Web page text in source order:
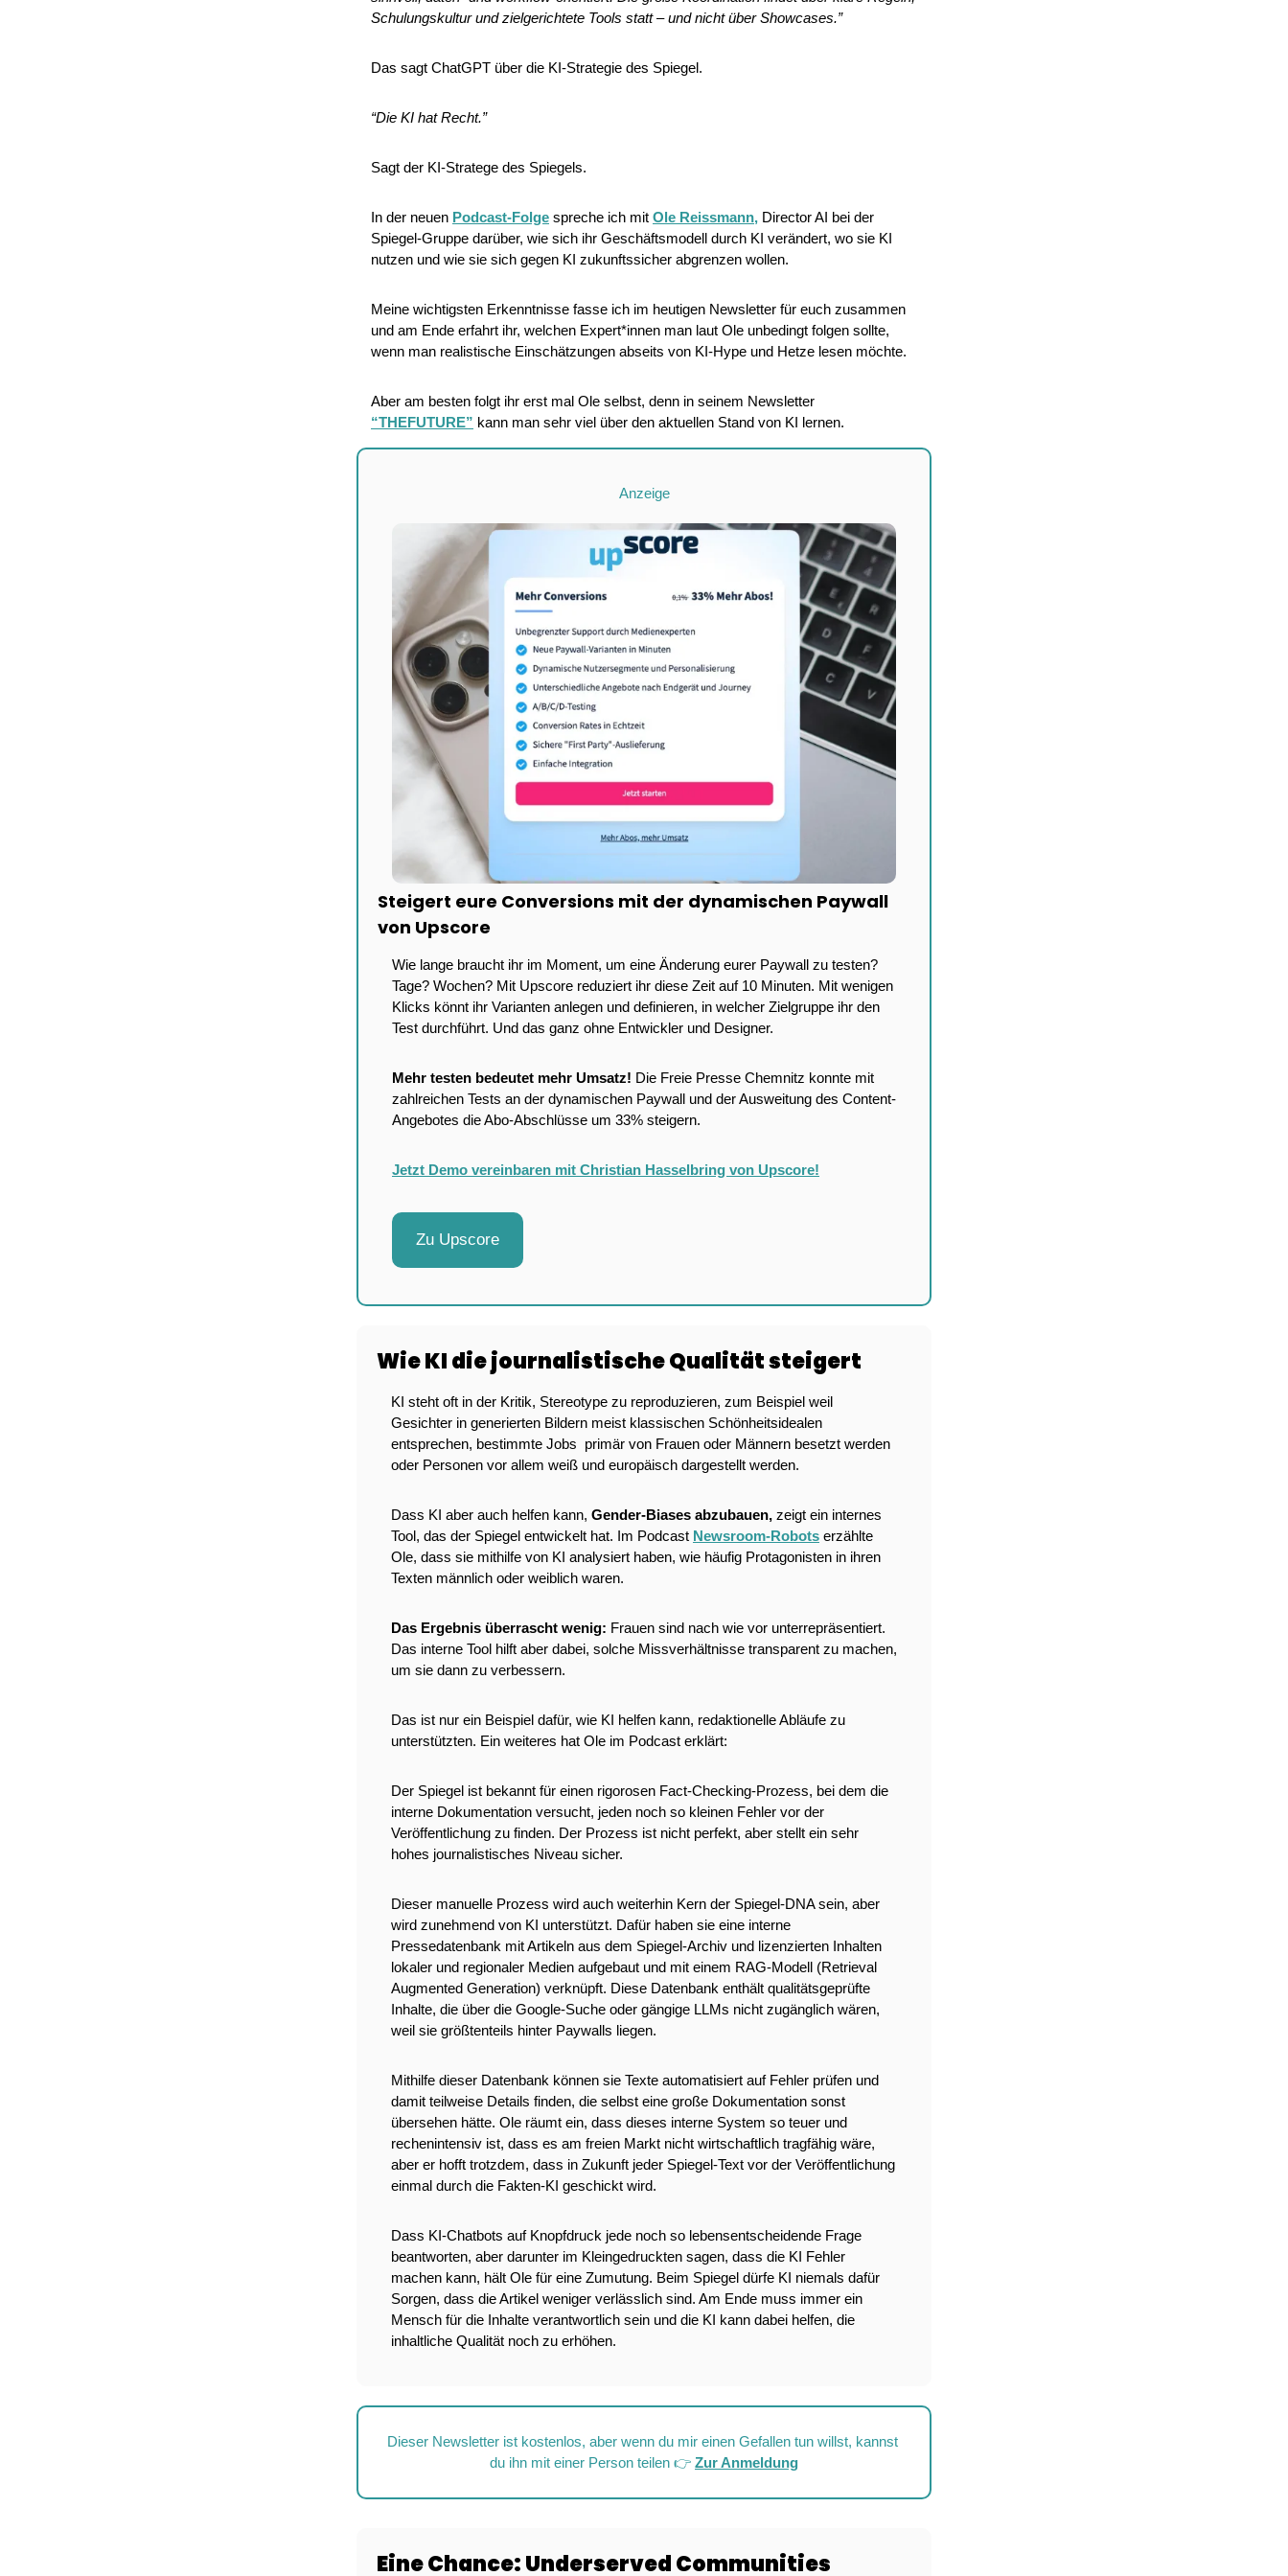
Schulungskultur und zielgerichtete Tools statt – und nicht über Showcases.”
Das sagt ChatGPT über die KI-Strategie des Spiegel.
“Die KI hat Recht.”
Sagt der KI-Stratege des Spiegels.
In der neuen Podcast-Folge spreche ich mit Ole Reissmann, Director AI bei der
Spiegel-Gruppe darüber, wie sich ihr Geschäftsmodell durch KI verändert, wo sie KI
nutzen und wie sie sich gegen KI zukunftssicher abgrenzen wollen.
Meine wichtigsten Erkenntnisse fasse ich im heutigen Newsletter für euch zusammen
und am Ende erfahrt ihr, welchen Expert*innen man laut Ole unbedingt folgen sollte,
wenn man realistische Einschätzungen abseits von KI-Hype und Hetze lesen möchte.
“THEFUTURE” kann man sehr viel über den aktuellen Stand von KI lernen.
Anzeige
Steigert eure Conversions mit der dynamischen Paywall
von Upscore
Wie lange braucht ihr im Moment, um eine Änderung eurer Paywall zu testen?
Tage? Wochen? Mit Upscore reduziert ihr diese Zeit auf 10 Minuten. Mit wenigen
Klicks könnt ihr Varianten anlegen und definieren, in welcher Zielgruppe ihr den
Test durchführt. Und das ganz ohne Entwickler und Designer.
Mehr testen bedeutet mehr Umsatz! Die Freie Presse Chemnitz konnte mit
zahlreichen Tests an der dynamischen Paywall und der Ausweitung des Content-
Angebotes die Abo-Abschlüsse um 33% steigern.
Jetzt Demo vereinbaren mit Christian Hasselbring von Upscore!
Zu Upscore
Wie KI die journalistische Qualität steigert
KI steht oft in der Kritik, Stereotype zu reproduzieren, zum Beispiel weil
Gesichter in generierten Bildern meist klassischen Schönheitsidealen
entsprechen, bestimmte Jobs  primär von Frauen oder Männern besetzt werden
oder Personen vor allem weiß und europäisch dargestellt werden.
Dass KI aber auch helfen kann, Gender-Biases abzubauen, zeigt ein internes
Tool, das der Spiegel entwickelt hat. Im Podcast Newsroom-Robots erzählte
Ole, dass sie mithilfe von KI analysiert haben, wie häufig Protagonisten in ihren
Texten männlich oder weiblich waren.
Das Ergebnis überrascht wenig: Frauen sind nach wie vor unterrepräsentiert.
Das interne Tool hilft aber dabei, solche Missverhältnisse transparent zu machen,
um sie dann zu verbessern.
Das ist nur ein Beispiel dafür, wie KI helfen kann, redaktionelle Abläufe zu
unterstützten. Ein weiteres hat Ole im Podcast erklärt:
Der Spiegel ist bekannt für einen rigorosen Fact-Checking-Prozess, bei dem die
interne Dokumentation versucht, jeden noch so kleinen Fehler vor der
Veröffentlichung zu finden. Der Prozess ist nicht perfekt, aber stellt ein sehr
hohes journalistisches Niveau sicher.
Dieser manuelle Prozess wird auch weiterhin Kern der Spiegel-DNA sein, aber
wird zunehmend von KI unterstützt. Dafür haben sie eine interne
Pressedatenbank mit Artikeln aus dem Spiegel-Archiv und lizenzierten Inhalten
lokaler und regionaler Medien aufgebaut und mit einem RAG-Modell (Retrieval
Augmented Generation) verknüpft. Diese Datenbank enthält qualitätsgeprüfte
Inhalte, die über die Google-Suche oder gängige LLMs nicht zugänglich wären,
weil sie größtenteils hinter Paywalls liegen.
Mithilfe dieser Datenbank können sie Texte automatisiert auf Fehler prüfen und
damit teilweise Details finden, die selbst eine große Dokumentation sonst
übersehen hätte. Ole räumt ein, dass dieses interne System so teuer und
rechenintensiv ist, dass es am freien Markt nicht wirtschaftlich tragfähig wäre,
aber er hofft trotzdem, dass in Zukunft jeder Spiegel-Text vor der Veröffentlichung
einmal durch die Fakten-KI geschickt wird.
Dass KI-Chatbots auf Knopfdruck jede noch so lebensentscheidende Frage
beantworten, aber darunter im Kleingedruckten sagen, dass die KI Fehler
machen kann, hält Ole für eine Zumutung. Beim Spiegel dürfe KI niemals dafür
Sorgen, dass die Artikel weniger verlässlich sind. Am Ende muss immer ein
Mensch für die Inhalte verantwortlich sein und die KI kann dabei helfen, die
inhaltliche Qualität noch zu erhöhen.
Dieser Newsletter ist kostenlos, aber wenn du mir einen Gefallen tun willst, kannst
du ihn mit einer Person teilen 👉 Zur Anmeldung
Eine Chance: Underserved Communities